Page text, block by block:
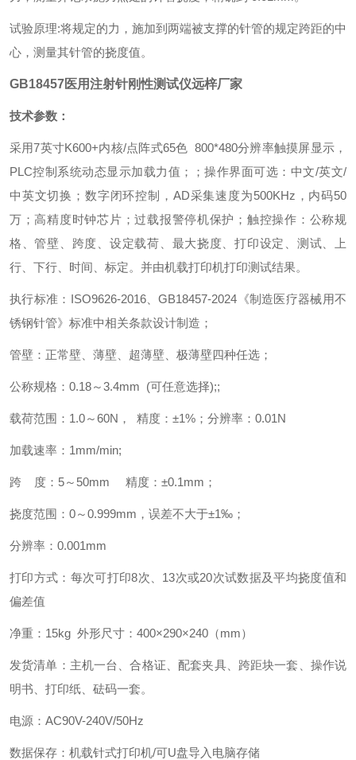
试验原理:将规定的力，施加到两端被支撑的针管的规定跨距的中
心，测量其针管的挠度值。
GB18457医用注射针刚性测试仪远梓厂家
技术参数：
采用7英寸K600+内核/点阵式65色 800*480分辨率触摸屏显示，
PLC控制系统动态显示加载力值；；操作界面可选：中文/英文/
中英文切换；数字闭环控制，AD采集速度为500KHz，内码50
万；高精度时钟芯片；过载报警停机保护；触控操作：公称规
格、管壁、跨度、设定载荷、最大挠度、打印设定、测试、上
行、下行、时间、标定。并由机载打印机打印测试结果。
执行标准：ISO9626-2016、GB18457-2024《制造医疗器械用不
锈钢针管》标准中相关条款设计制造；
管壁：正常壁、薄壁、超薄壁、极薄壁四种任选；
公称规格：0.18～3.4mm (可任意选择);;
载荷范围：1.0～60N， 精度：±1%；分辨率：0.01N
加载速率：1mm/min;
跨 度：5～50mm 精度：±0.1mm；
挠度范围：0～0.999mm，误差不大于±1‰；
分辨率：0.001mm
打印方式：每次可打印8次、13次或20次试数据及平均挠度值和
偏差值
净重：15kg 外形尺寸：400×290×240（mm）
发货清单：主机一台、合格证、配套夹具、跨距块一套、操作说
明书、打印纸、砝码一套。
电源：AC90V-240V/50Hz
数据保存：机载针式打印机/可U盘导入电脑存储